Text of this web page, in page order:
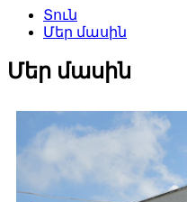
Տուն
Մեր մասին
Մեր մասին